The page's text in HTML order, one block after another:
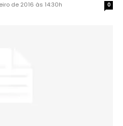
de 2016 às 14:30h 0